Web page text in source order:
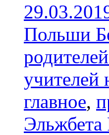
Польши
учителей
главное,
Эльжбета